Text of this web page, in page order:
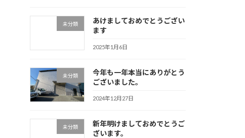
未分類
あけましておめでとうござい
ます
2025年1月6日
未分類
今年も一年本当にありがとう
ございました。
2024年12月27日
未分類
新年明けましておめでとうご
ざいます。